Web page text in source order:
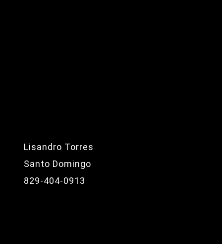
Lisandro Torres
Santo Domingo
829-404-0913